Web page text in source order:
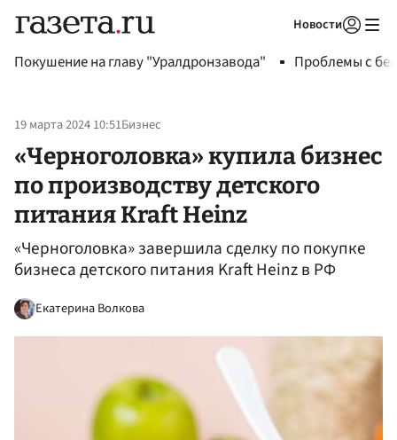
Новости
Покушение на главу "Уралдронзавода" Проблемы с
19 марта 2024 10:51Бизнес
«Черноголовка» купила бизнес
по производству детского
питания Kraft Heinz
«Черноголовка» завершила сделку по покупке
бизнеса детского питания Kraft Heinz в РФ
Екатерина Волкова